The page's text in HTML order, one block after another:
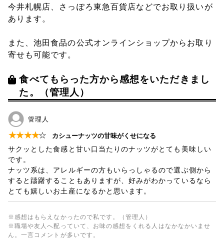
今井札幌店、さっぽろ東急百貨店などでお取り扱いが
あります。
また、池田食品の公式オンラインショップからお取り
寄せも可能です。
食べてもらった方から感想をいただきまし
た。（管理人）
管理人
★★★★☆ カシューナッツの甘味がくせになる
サクッとした食感と甘い口当たりのナッツがとても美味しい
です。
ナッツ系は、アレルギーの方もいらっしゃるので選ぶ側から
すると躊躇することもありますが、好みがわかっているなら
とても嬉しいお土産になるかと思います。
※感想はもらえなかったので私です。（管理人）
※職場や友人へ配っていて、お味の感想をくれる人はなかなかいませ
ん。一言コメントが多いです。